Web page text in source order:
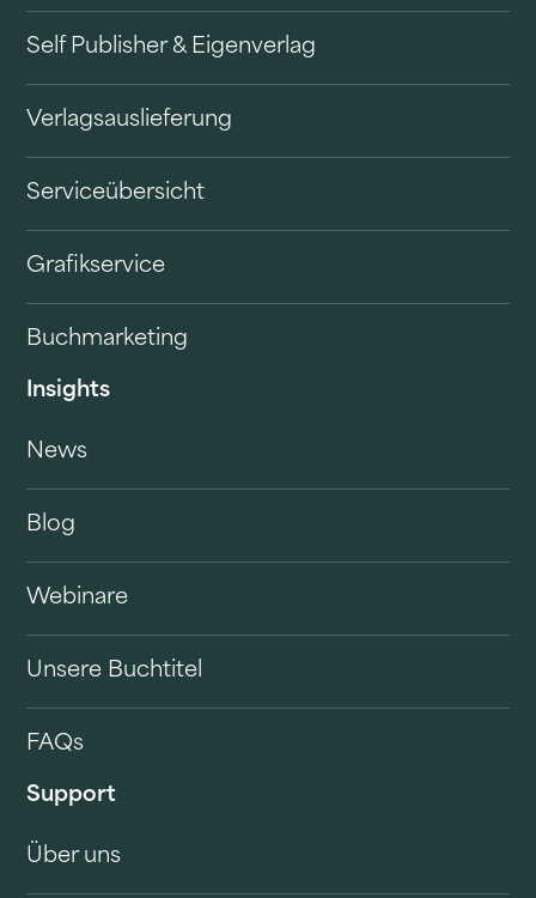
Self Publisher & Eigenverlag
Verlagsauslieferung
Serviceübersicht
Grafikservice
Buchmarketing
Insights
News
Blog
Webinare
Unsere Buchtitel
FAQs
Support
Über uns